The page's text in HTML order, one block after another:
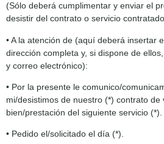
(Sólo deberá cumplimentar y enviar el
desistir del contrato o servicio
• A la atención de (aquí deberá insertar
dirección completa y, si dispone de
y correo electrónico):
• Por la presente le comunico/
mi/desistimos de nuestro (*) contrato de
bien/prestación del siguiente servicio (*).
• Pedido el/solicitado el día (*).